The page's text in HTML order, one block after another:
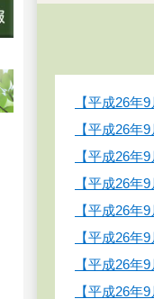
【平成26
【平成26年
【平成26
【平成26年
【平成26
【平成26年
【平成26
【平成26年